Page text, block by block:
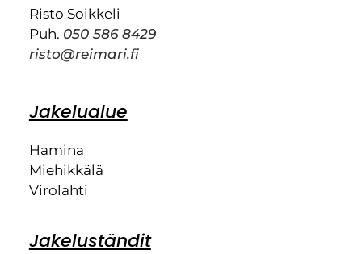
Risto Soikkeli
Puh. 050 586 8429
risto@reimari.fi
Jakelualue
Hamina
Miehikkälä
Virolahti
Jakeluständit